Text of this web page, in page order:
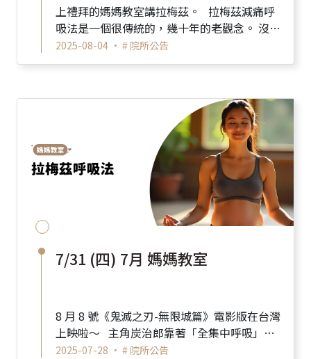
上禮拜的媽媽教室講拉梅茲。 拉梅茲減痛呼
吸法是一個很傳統的，幾十年的老觀念。 沒想
到這麼冷門的題目，竟然很多準...
2025-08-04 • # 院所公告
7/31 (四) 7月 媽媽教室
8 月 8 號《鬼滅之刃-無限城篇》電影版在台灣
上映啦～ 主角炭治郎靠著「全集中呼吸」對
抗強敵， 而我們媽...
2025-07-28 • # 院所公告